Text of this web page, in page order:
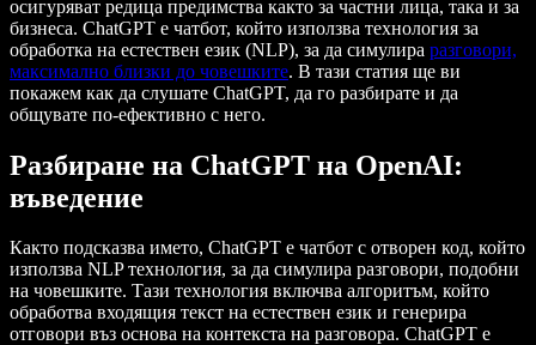
осигуряват редица предимства както за частни лица, така и за
бизнеса. ChatGPT е чатбот, който използва технология за
обработка на естествен език (NLP), за да симулира разговори,
максимално близки до човешките. В тази статия ще ви
покажем как да слушате ChatGPT, да го разбирате и да
общувате по-ефективно с него.
Разбиране на ChatGPT на OpenAI:
въведение
Както подсказва името, ChatGPT е чатбот с отворен код, който
използва NLP технология, за да симулира разговори, подобни
на човешките. Тази технология включва алгоритъм, който
обработва входящия текст на естествен език и генерира
отговори въз основа на контекста на разговора. ChatGPT е